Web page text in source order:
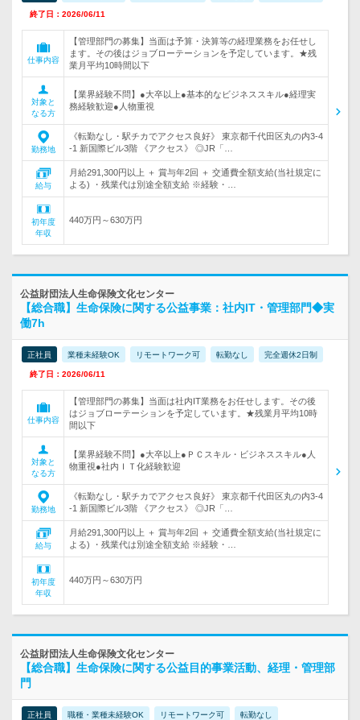
終了日：2026/06/11
仕事内容
【管理部門の募集】当面は予算・決算等の経理業務をお任せし
ます。その後はジョブローテーションを予定しています。★残
業月平均10時間以下
対象と
なる方
【業界経験不問】●大卒以上●基本的なビジネススキル●経理実
務経験歓迎●人物重視
勤務地
《転勤なし・駅チカでアクセス良好》 東京都千代田区丸の内3-4
-1 新国際ビル3階 《アクセス》 ◎JR「…
給与
月給291,300円以上 ＋ 賞与年2回 ＋ 交通費全額支給(当社規定に
よる) ・残業代は別途全額支給 ※経験・…
初年度
年収
440万円～630万円
公益財団法人生命保険文化センター
【総合職】生命保険に関する公益事業：社内IT・管理部門◆実
働7h
正社員 業種未経験OK リモートワーク可 転勤なし 完全週休2日制
終了日：2026/06/11
仕事内容
【管理部門の募集】当面は社内IT業務をお任せします。その後
はジョブローテーションを予定しています。★残業月平均10時
間以下
対象と
なる方
【業界経験不問】●大卒以上●ＰＣスキル・ビジネススキル●人
物重視●社内ＩＴ化経験歓迎
勤務地
《転勤なし・駅チカでアクセス良好》 東京都千代田区丸の内3-4
-1 新国際ビル3階 《アクセス》 ◎JR「…
給与
月給291,300円以上 ＋ 賞与年2回 ＋ 交通費全額支給(当社規定に
よる) ・残業代は別途全額支給 ※経験・…
初年度
年収
440万円～630万円
公益財団法人生命保険文化センター
【総合職】生命保険に関する公益目的事業活動、経理・管理部
門
正社員 職種・業種未経験OK リモートワーク可 転勤なし